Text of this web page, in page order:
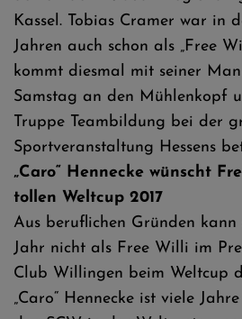
Kassel. Tobias Cramer war in
Jahren auch schon als „Free
kommt diesmal mit seiner
Samstag an den Mühlenkopf
Truppe Teambildung bei der
Sportveranstaltung Hessens
„Caro“ Hennecke wünscht
tollen Weltcup 2017
Aus beruflichen Gründen
Jahr nicht als Free Willi im
Club Willingen beim Weltcup
„Caro“ Hennecke ist viele